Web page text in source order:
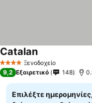
4 ΑστέριαΞενοδοχείο
CatalanΕμφάνιση
9,2 Εξαιρετικό 148
Επιλέξτε